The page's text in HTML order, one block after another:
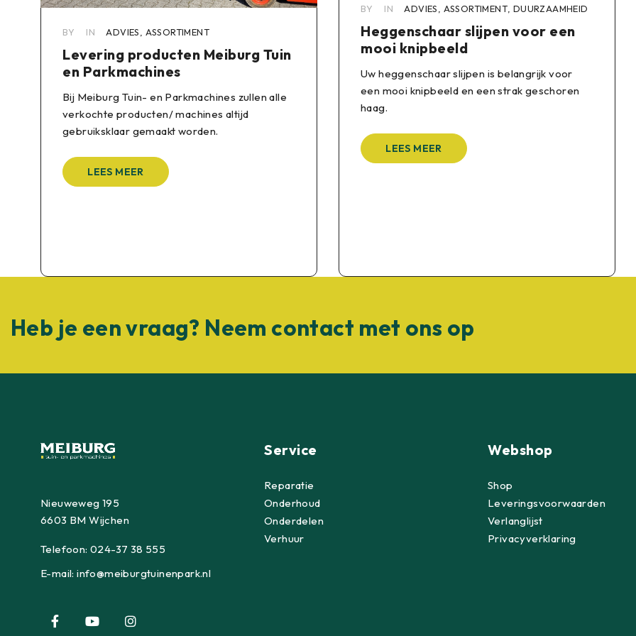
BY IN ADVIES ASSORTIMENT
Levering producten Meiburg Tuin
en Parkmachines
Bij Meiburg Tuin- en Parkmachines zullen alle
verkochte producten/ machines altijd
gebruiksklaar gemaakt worden.
LEES MEER
BY IN ADVIES ASSORTIMENT DUURZAAMHEID
Heggenschaar slijpen voor een
mooi knipbeeld
Uw heggenschaar slijpen is belangrijk voor
een mooi knipbeeld en een strak geschoren
haag.
LEES MEER
Heb je een vraag? Neem contact met ons op
Nieuweweg 195
6603 BM Wijchen
Telefoon:024-37 38 555
E-mail:info@meiburgtuinenpark.nl
Service
Reparatie
Onderhoud
Onderdelen
Verhuur
Webshop
Shop
Leveringsvoorwaarden
Verlanglijst
Privacyverklaring